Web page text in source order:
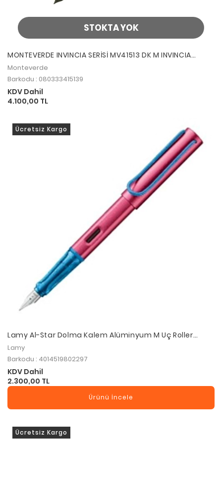
STOKTA YOK
MONTEVERDE INVINCIA SERİSİ MV41513 DK M INVINCIA
ANODIZED ORANGE DOLM
Monteverde
Barkodu : 080333415139
KDV Dahil
4.100,00 TL
Ücretsiz Kargo
Lamy Al-Star Dolma Kalem Alüminyum M Uç Roller
Skate
Lamy
Barkodu : 4014519802297
KDV Dahil
2.300,00 TL
Ürünü İncele
Ücretsiz Kargo